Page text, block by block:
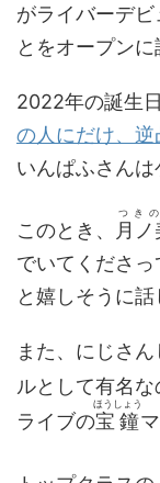
がライバーデ
とをオープン
2022年の誕生
の人にだけ、逆
いんぱふさん
このとき、 月
つき
でいてくださっ
と嬉しそうに話
また、にじさ
ルとして有名
ライブの宝鐘
ほうしょう